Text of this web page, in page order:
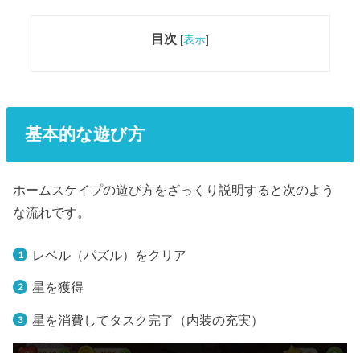
目次 [表示]
基本的な遊び方
ホームスケイプの遊び方をざっくり説明すると次のよう
な流れです。
レベル（パズル）をクリア
星を獲得
星を消費してタスク完了（内装の充実）